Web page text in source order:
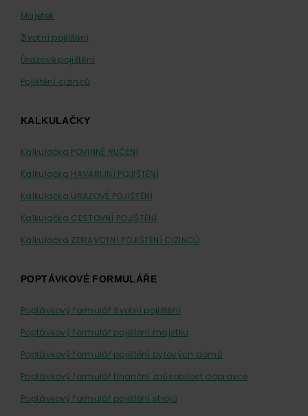
Majetek
Životní pojištění
Úrazové pojištění
Pojištění cizinců
KALKULAČKY
Kalkulačka POVINNÉ RUČENÍ
Kalkulačka HAVARIJNÍ POJIŠTĚNÍ
Kalkulačka ÚRAZOVÉ POJIŠTĚNÍ
Kalkulačka CESTOVNÍ POJIŠTĚNÍ
Kalkulačka ZDRAVOTNÍ POJIŠTĚNÍ CIZINCŮ
POPTÁVKOVÉ FORMULÁŘE
Poptávkový formulář životní pojištění
Poptávkový formulář pojištění majetku
Poptávkový formulář pojištění bytových domů
Poptávkový formulář finanční způsobilost dopravce
Poptávkový formulář pojištění strojů